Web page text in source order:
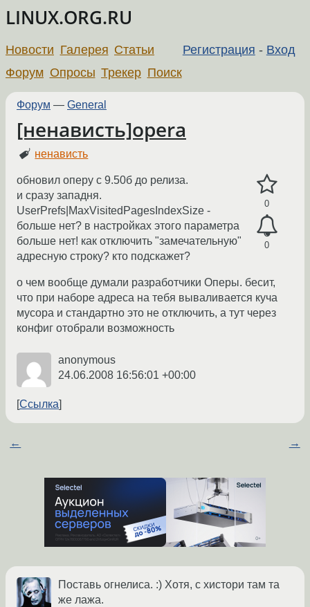
LINUX.ORG.RU
Регистрация - Вход
Новости Галерея Статьи
Форум Опросы Трекер Поиск
Форум — General
[ненависть]opera
ненависть
0
0
обновил оперу с 9.50б до релиза.
и сразу западня.
UserPrefs|MaxVisitedPagesIndexSize -
больше нет? в настройках этого параметра
больше нет! как отключить "замечательную"
адресную строку? кто подскажет?
о чем вообще думали разработчики Оперы. бесит,
что при наборе адреса на тебя вываливается куча
мусора и стандартно это не отключить, а тут через
конфиг отобрали возможность
anonymous
24.06.2008 16:56:01 +00:00
Ссылка
← →
Поставь огнелиса. :) Хотя, с хистори там та
же лажа.